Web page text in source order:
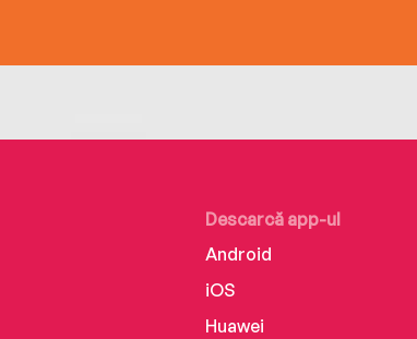
Descarcă app-ul
Android
iOS
Huawei